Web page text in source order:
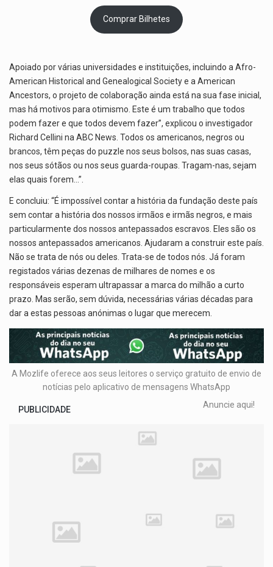
Comprar Bilhetes
Apoiado por várias universidades e instituições, incluindo a Afro-
American Historical and Genealogical Society e a American
Ancestors, o projeto de colaboração ainda está na sua fase inicial,
mas há motivos para otimismo. Este é um trabalho que todos
podem fazer e que todos devem fazer”, explicou o investigador
Richard Cellini na ABC News. Todos os americanos, negros ou
brancos, têm peças do puzzle nos seus bolsos, nas suas casas,
nos seus sótãos ou nos seus guarda-roupas. Tragam-nas, sejam
elas quais forem…”.
E concluiu: “É impossível contar a história da fundação deste país
sem contar a história dos nossos irmãos e irmãs negros, e mais
particularmente dos nossos antepassados escravos. Eles são os
nossos antepassados americanos. Ajudaram a construir este país.
Não se trata de nós ou deles. Trata-se de todos nós. Já foram
registados várias dezenas de milhares de nomes e os
responsáveis esperam ultrapassar a marca do milhão a curto
prazo. Mas serão, sem dúvida, necessárias várias décadas para
dar a estas pessoas anónimas o lugar que merecem.
A Mozlife oferece aos seus leitores o serviço gratuito de envio de
notícias pelo aplicativo de mensagens WhatsApp
PUBLICIDADE Anuncie aqui!